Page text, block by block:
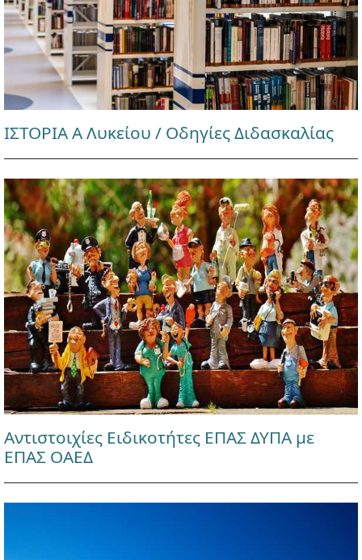
ΙΣΤΟΡΙΑ Α Λυκείου / Οδηγίες Διδασκαλίας
Αντιστοιχίες Ειδικοτήτες ΕΠΑΣ ΔΥΠΑ με
ΕΠΑΣ ΟΑΕΔ